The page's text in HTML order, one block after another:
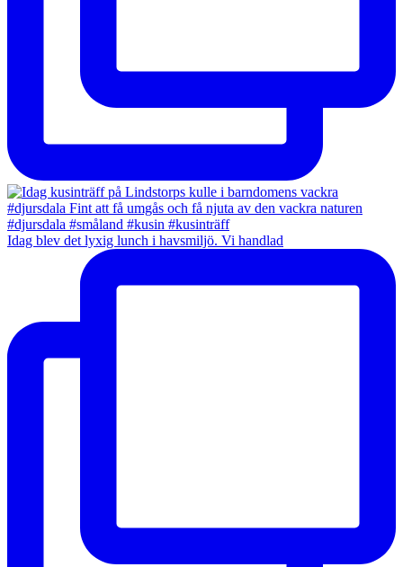
Idag blev det lyxig lunch i havsmiljö. Vi handlad